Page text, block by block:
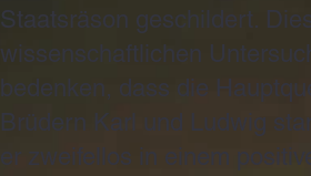
Staatsräson geschildert.
wissenschaftlichen
bedenken, dass die
Brüdern Karl und Ludwig
er zweifellos in einem